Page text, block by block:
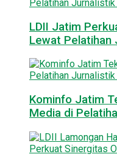
LDII Jatim
Lewat Pelatihan
Kominfo Jatim
Media di